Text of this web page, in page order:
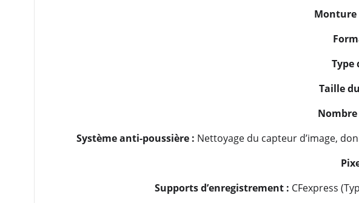
Monture
Type
Taille
Système anti-poussière : Nettoyage du capteur d’image,
Supports d’enregistrement : CFexpress